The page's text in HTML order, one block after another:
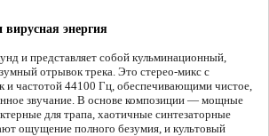
энергия
и представляет собой кульминационный,
отрывок трека. Это стерео-микс с
и частотой 44100 Гц, обеспечивающими чистое,
звучание. В основе композиции — мощные
для трапа, хаотичные синтезаторные
ощущение полного безумия, и культовый